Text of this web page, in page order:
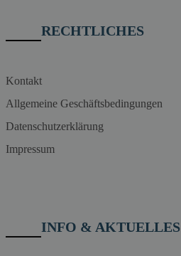
RECHTLICHES
Kontakt
Allgemeine Geschäftsbedingungen
Datenschutzerklärung
Impressum
INFO & AKTUELLES